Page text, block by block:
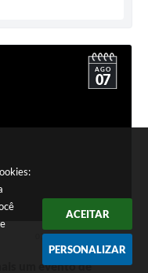
e
ACEITAR
PERSONALIZAR
07 AGO 2025 - 13h22
AGO
07
um evento de